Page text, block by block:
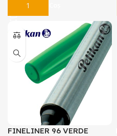
Adaugă În Coș
FINELINER 96 VERDE